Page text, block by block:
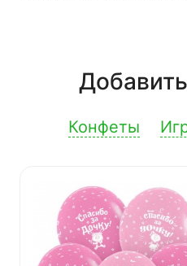
Конфеты